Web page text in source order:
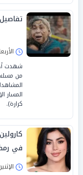
تفاصيل الحلقة 15
الأربعاء 04/مارس/
من
المسار
كرارة).
في رمضان
الإثنين 27/أكتوبر/2025 -